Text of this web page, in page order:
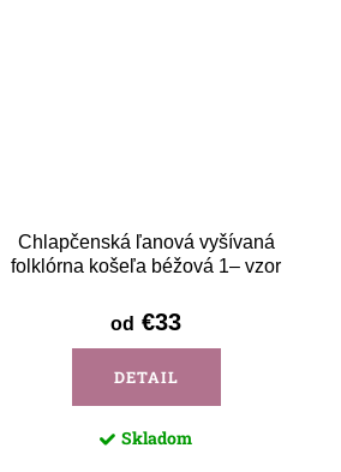
Chlapčenská ľanová vyšívaná
folklórna košeľa béžová 1– vzor
od €33
DETAIL
Skladom